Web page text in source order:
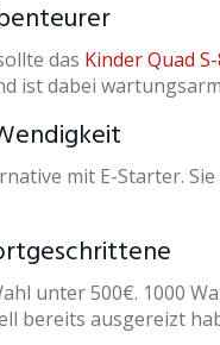
das Kinder Quad
ist dabei
mit E-Starter.
unter 500€. 1000
bereits ausgereizt